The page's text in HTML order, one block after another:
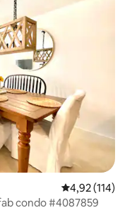
4,92 af 5 í
4,92 (114)
condo #4087859